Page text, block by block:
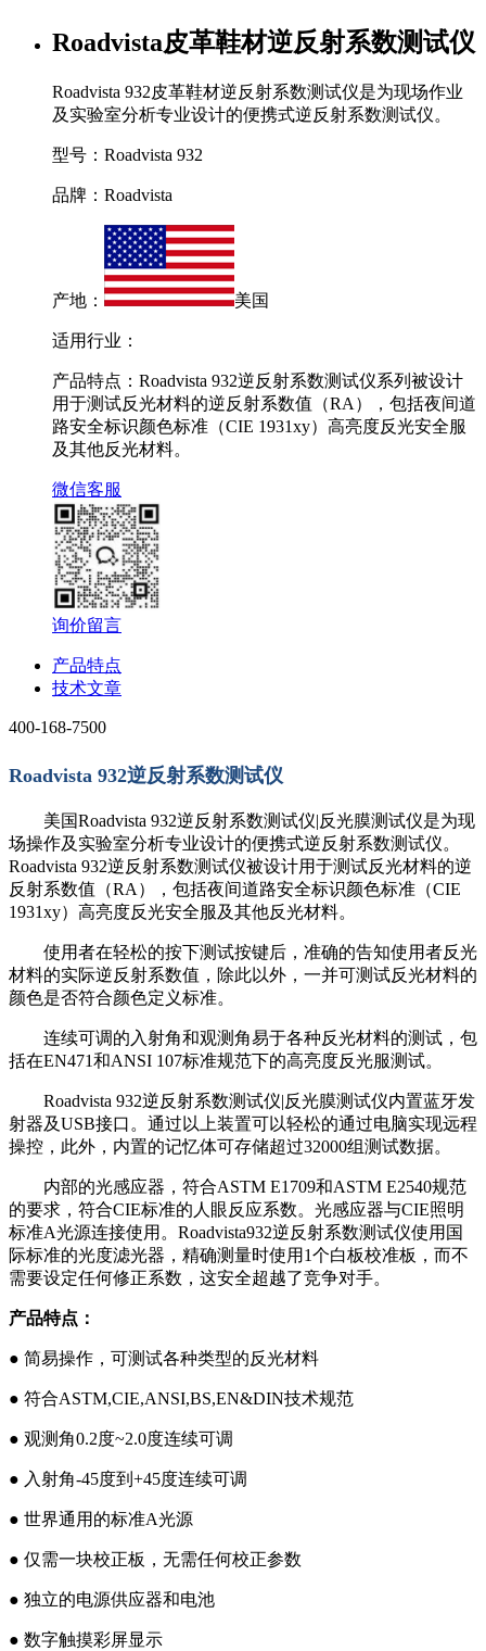
Roadvista皮革鞋材逆反射系数测试仪
Roadvista 932皮革鞋材逆反射系数测试仪是为现场作业
及实验室分析专业设计的便携式逆反射系数测试仪。
型号：Roadvista 932
品牌：Roadvista
产地： 美国
适用行业：
产品特点：Roadvista 932逆反射系数测试仪系列被设计
用于测试反光材料的逆反射系数值（RA），包括夜间道
路安全标识颜色标准（CIE 1931xy）高亮度反光安全服
及其他反光材料。
微信客服
询价留言
产品特点
技术文章
400-168-7500
Roadvista 932逆反射系数测试仪
美国Roadvista 932逆反射系数测试仪|反光膜测试仪是为现
场操作及实验室分析专业设计的便携式逆反射系数测试仪。
Roadvista 932逆反射系数测试仪被设计用于测试反光材料的逆
反射系数值（RA），包括夜间道路安全标识颜色标准（CIE
1931xy）高亮度反光安全服及其他反光材料。
使用者在轻松的按下测试按键后，准确的告知使用者反光
材料的实际逆反射系数值，除此以外，一并可测试反光材料的
颜色是否符合颜色定义标准。
连续可调的入射角和观测角易于各种反光材料的测试，包
括在EN471和ANSI 107标准规范下的高亮度反光服测试。
Roadvista 932逆反射系数测试仪|反光膜测试仪内置蓝牙发
射器及USB接口。通过以上装置可以轻松的通过电脑实现远程
操控，此外，内置的记忆体可存储超过32000组测试数据。
内部的光感应器，符合ASTM E1709和ASTM E2540规范
的要求，符合CIE标准的人眼反应系数。光感应器与CIE照明
标准A光源连接使用。Roadvista932逆反射系数测试仪使用国
际标准的光度滤光器，精确测量时使用1个白板校准板，而不
需要设定任何修正系数，这安全超越了竞争对手。
产品特点：
● 简易操作，可测试各种类型的反光材料
● 符合ASTM,CIE,ANSI,BS,EN&DIN技术规范
● 观测角0.2度~2.0度连续可调
● 入射角-45度到+45度连续可调
● 世界通用的标准A光源
● 仅需一块校正板，无需任何校正参数
● 独立的电源供应器和电池
● 数字触摸彩屏显示